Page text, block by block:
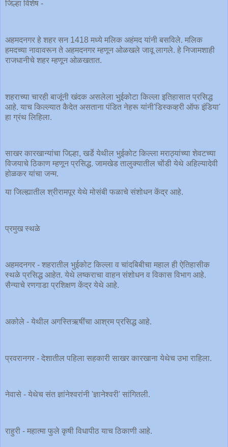
जिल्हा विशेष -
अहमदनगर हे शहर सन 1418 मध्ये मलिक अहंमद यांनी बसविले. मलिक
हमदच्या नावावरून ते अहमदनगर म्हणून ओळखले जावू लागले. हे निजामशाही
राजधानीचे शहर म्हणून ओळखतात.
शहराच्या चारही बाजूंनी खंदक असलेला भुईकोटा किल्ला इतिहासात प्रसिद्ध
आहे. याच किल्ल्यात कैदेत असताना पंडित नेहरू यांनी'डिस्कव्हरी ऑफ इंडिया'
हा ग्रंथ लिहिला.
साखर कारखान्यांचा जिल्हा, खर्डे येथील भुईकोट किल्ला मराठ्यांच्या शेवटच्या
विजयाचे ठिकाण म्हणून प्रसिद्ध. जामखेड तालुक्यातील चोंडी येथे अहिल्यादेवी
होळकर यांचा जन्म.
या जिल्ह्यातील श्रीरामपूर येथे मोसंबी फळाचे संशोधन केंद्र आहे.
प्रमुख स्थळे
अहमदनगर - शहरातील भुईकोट किल्ला व चांदबिबीचा महाल ही ऐतिहासीक
स्थळे प्रसिद्ध आहेत. येथे लष्कराचा वाहन संशोधन व विकास विभाग आहे.
सैन्याचे रणगाडा प्रशिक्षण केंद्र येथे आहे.
अकोले - येथील अगस्तिऋषींचा आश्रम प्रसिद्ध आहे.
प्रवरानगर - देशातील पहिला सहकारी साखर कारखाना येथेच उभा राहिला.
नेवासे - येथेच संत ज्ञांनेश्वरांनी 'ज्ञानेश्वरी' सांगितली.
राहुरी - महात्मा फुले कृषी विधापीठ याच ठिकाणी आहे.